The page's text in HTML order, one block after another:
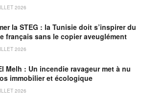
2026
la STEG : la Tunisie doit s’inspirer du
français sans le copier aveuglément
2026
Melh : Un incendie ravageur met à nu
immobilier et écologique
2026